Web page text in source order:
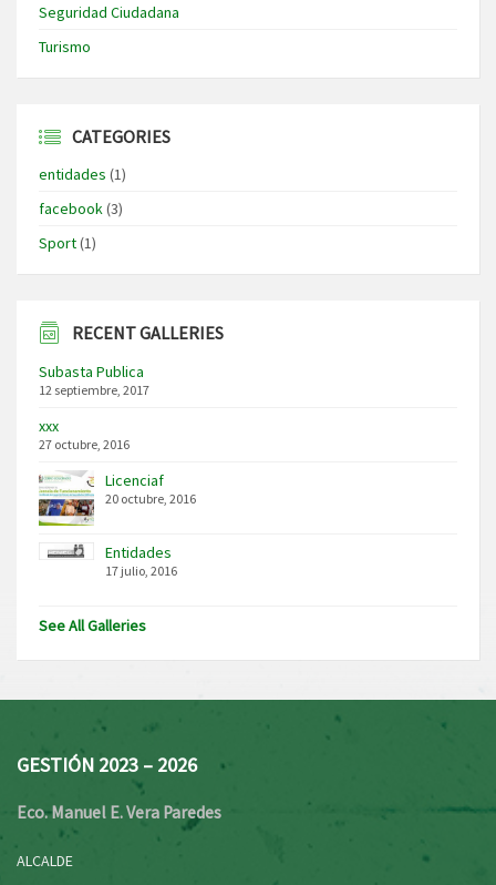
Seguridad Ciudadana
Turismo
CATEGORIES
entidades (1)
facebook(3)
Sport(1)
RECENT GALLERIES
Subasta Publica
12 septiembre, 2017
xxx
27 octubre, 2016
Licenciaf
20 octubre, 2016
Entidades
17 julio, 2016
See All Galleries
GESTIÓN 2023 – 2026
Eco. Manuel E. Vera Paredes
ALCALDE